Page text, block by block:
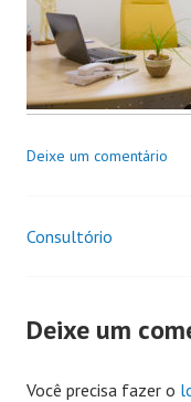
Deixe um comentário
Navegação
Posts
Consultório
Deixe um
Você precisa fazer o